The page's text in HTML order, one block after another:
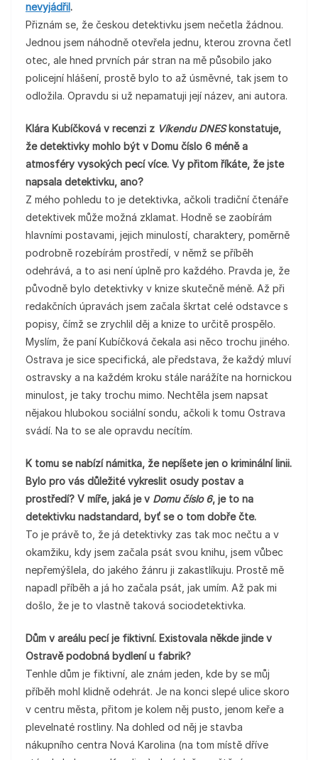
nevyjádřil.
Přiznám se, že českou detektivku jsem nečetla žádnou.
Jednou jsem náhodně otevřela jednu, kterou zrovna četl
otec, ale hned prvních pár stran na mě působilo jako
policejní hlášení, prostě bylo to až úsměvné, tak jsem to
odložila. Opravdu si už nepamatuji její název, ani autora.
Klára Kubíčková v recenzi z Víkendu DNESkonstatuje,
že detektivky mohlo být v Domu číslo 6 méně a
atmosféry vysokých pecí více. Vy přitom říkáte, že jste
napsala detektivku, ano?
Z mého pohledu to je detektivka, ačkoli tradiční čtenáře
detektivek může možná zklamat. Hodně se zaobírám
hlavními postavami, jejich minulostí, charaktery, poměrně
podrobně rozebírám prostředí, v němž se příběh
odehrává, a to asi není úplně pro každého. Pravda je, že
původně bylo detektivky v knize skutečně méně. Až při
redakčních úpravách jsem začala škrtat celé odstavce s
popisy, čímž se zrychlil děj a knize to určitě prospělo.
Myslím, že paní Kubíčková čekala asi něco trochu jiného.
Ostrava je sice specifická, ale představa, že každý mluví
ostravsky a na každém kroku stále narážíte na hornickou
minulost, je taky trochu mimo. Nechtěla jsem napsat
nějakou hlubokou sociální sondu, ačkoli k tomu Ostrava
svádí. Na to se ale opravdu necítím.
K tomu se nabízí námitka, že nepíšete jen o kriminální linii.
Bylo pro vás důležité vykreslit osudy postav a
prostředí? V míře, jaká je v Domu číslo 6, je to na
detektivku nadstandard, byť se o tom dobře čte.
To je právě to, že já detektivky zas tak moc nečtu a v
okamžiku, kdy jsem začala psát svou knihu, jsem vůbec
nepřemýšlela, do jakého žánru ji zakastlíkuju. Prostě mě
napadl příběh a já ho začala psát, jak umím. Až pak mi
došlo, že je to vlastně taková sociodetektivka.
Dům v areálu pecí je fiktivní. Existovala někde jinde v
Ostravě podobná bydlení u fabrik?
Tenhle dům je fiktivní, ale znám jeden, kde by se můj
příběh mohl klidně odehrát. Je na konci slepé ulice skoro
v centru města, přitom je kolem něj pusto, jenom keře a
plevelnaté rostliny. Na dohled od něj je stavba
nákupního centra Nová Karolina (na tom místě dříve